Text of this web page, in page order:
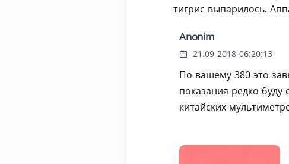
тигрис выпарилось.
Anonim
21.09 2018 06:20:13
По вашему 380 это
показания редко
китайских